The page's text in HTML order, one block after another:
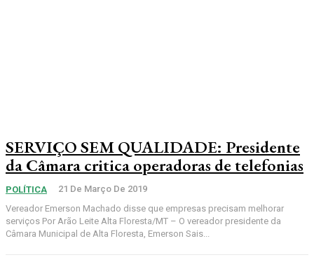
SERVIÇO SEM QUALIDADE: Presidente
da Câmara critica operadoras de telefonias
POLÍTICA
21 De Março De 2019
Vereador Emerson Machado disse que empresas precisam melhorar
serviços Por Arão Leite Alta Floresta/MT – O vereador presidente da
Câmara Municipal de Alta Floresta, Emerson Sais...